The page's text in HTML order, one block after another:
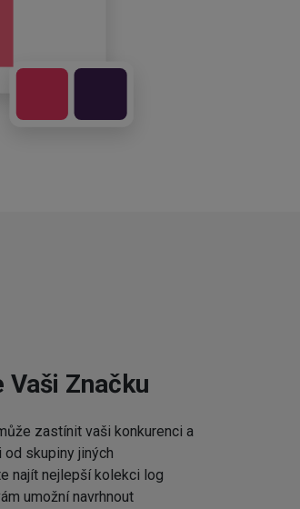
Vaši Značku
zastínit vaši konkurenci a
skupiny jiných
najít nejlepší kolekci log
umožní navrhnout